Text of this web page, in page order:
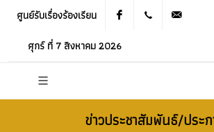
ศูนย์รับเรื่องร้องเรียน Facebook 021905536
ศุกร์ ที่ 7 สิงหาคม 2026
ข่าวประชาสัมพันธ์/ประ